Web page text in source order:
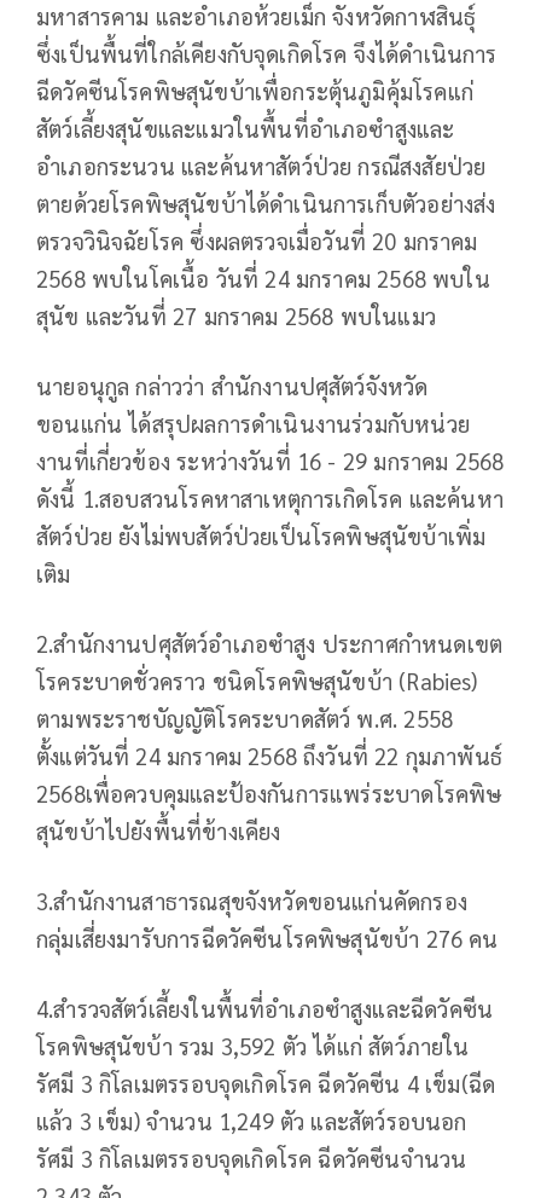
มหาสารคาม และอำเภอห้วยเม็ก จังหวัดกาฬสินธุ์
ซึ่งเป็นพื้นที่ใกล้เคียงกับจุดเกิดโรค จึงได้ดำเนินการ
ฉีดวัคซีนโรคพิษสุนัขบ้าเพื่อกระตุ้นภูมิคุ้มโรคแก่
สัตว์เลี้ยงสุนัขและแมวในพื้นที่อำเภอซำสูงและ
อำเภอกระนวน และค้นหาสัตว์ป่วย กรณีสงสัยป่วย
ตายด้วยโรคพิษสุนัขบ้าได้ดำเนินการเก็บตัวอย่างส่ง
ตรวจวินิจฉัยโรค ซึ่งผลตรวจเมื่อวันที่ 20 มกราคม
2568 พบในโคเนื้อ วันที่ 24 มกราคม 2568 พบใน
สุนัข และวันที่ 27 มกราคม 2568 พบในแมว
นายอนุกูล กล่าวว่า สำนักงานปศุสัตว์จังหวัด
ขอนแก่น ได้สรุปผลการดำเนินงานร่วมกับหน่วย
งานที่เกี่ยวข้อง ระหว่างวันที่ 16 - 29 มกราคม 2568
ดังนี้ 1.สอบสวนโรคหาสาเหตุการเกิดโรค และค้นหา
สัตว์ป่วย ยังไม่พบสัตว์ป่วยเป็นโรคพิษสุนัขบ้าเพิ่ม
เติม
2.สำนักงานปศุสัตว์อำเภอซำสูง ประกาศกำหนดเขต
โรคระบาดชั่วคราว ชนิดโรคพิษสุนัขบ้า (Rabies)
ตามพระราชบัญญัติโรคระบาดสัตว์ พ.ศ. 2558
ตั้งแต่วันที่ 24 มกราคม 2568 ถึงวันที่ 22 กุมภาพันธ์
2568เพื่อควบคุมและป้องกันการแพร่ระบาดโรคพิษ
สุนัขบ้าไปยังพื้นที่ข้างเคียง
3.สำนักงานสาธารณสุขจังหวัดขอนแก่นคัดกรอง
กลุ่มเสี่ยงมารับการฉีดวัคซีนโรคพิษสุนัขบ้า 276 คน
4.สำรวจสัตว์เลี้ยงในพื้นที่อำเภอซำสูงและฉีดวัคซีน
โรคพิษสุนัขบ้า รวม 3,592 ตัว ได้แก่ สัตว์ภายใน
รัศมี 3 กิโลเมตรรอบจุดเกิดโรค ฉีดวัคซีน 4 เข็ม(ฉีด
แล้ว 3 เข็ม) จำนวน 1,249 ตัว และสัตว์รอบนอก
รัศมี 3 กิโลเมตรรอบจุดเกิดโรค ฉีดวัคซีนจำนวน